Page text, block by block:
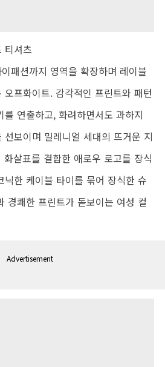
티셔츠
패션까지 영역을 확장하며 레이블
프화이트. 감각적인 프린트와 패턴
연출하고, 화려하면서도 과하지
보이며 밀레니얼 세대의 뜨거운 지
살표를 결합한 애로우 로고를 장식
닉한 케이블 타이를 묶어 장식한 슈
경쾌한 프린트가 돋보이는 여성 컬
Advertisement